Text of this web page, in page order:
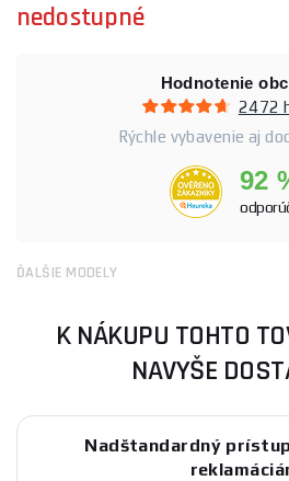
nedostupné
Hodnotenie
2472
Rýchle vybavenie aj
92
ĎALŠIE MODELY
K NÁKUPU TOHTO
NAVYŠE
Nadštandardný